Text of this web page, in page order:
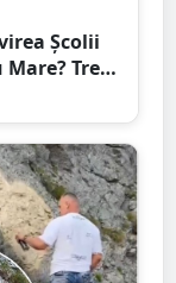
Școlii
Trei